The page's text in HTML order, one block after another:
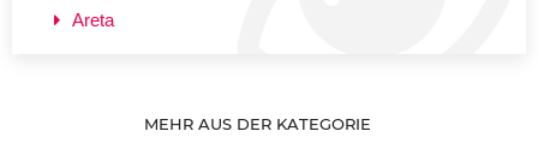
Areta
MEHR AUS DER KATEGORIE